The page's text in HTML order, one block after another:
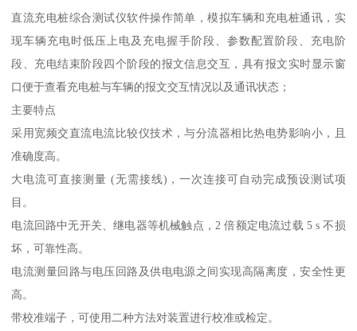
直流充电桩综合测试仪软件操作简单，模拟车辆和充电桩通讯，实
现车辆充电时低压上电及充电握手阶段、参数配置阶段、充电阶
段、充电结束阶段四个阶段的报文信息交互，具有报文实时显示窗
口便于查看充电桩与车辆的报文交互情况以及通讯状态；
主要特点
采用宽频交直流电流比较仪技术，与分流器相比热电势影响小，且
准确度高。
大电流可直接测量 (无需接线)，一次连接可自动完成预设测试项
目。
电流回路中无开关、继电器等机械触点，2 倍额定电流过载 5 s 不损
坏，可靠性高。
电流测量回路与电压回路及供电电源之间实现高隔离度，安全性更
高。
带校准端子，可使用二种方法对装置进行校准或检定。